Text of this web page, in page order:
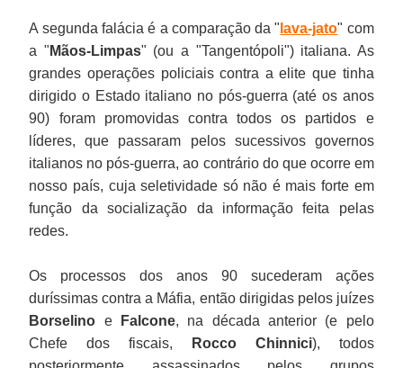
A segunda falácia é a comparação da " lava-jato" com
a " Mãos-Limpas" (ou a "Tangentópoli") italiana. As
grandes operações policiais contra a elite que tinha
dirigido o Estado italiano no pós-guerra (até os anos
90) foram promovidas contra todos os partidos e
líderes, que passaram pelos sucessivos governos
italianos no pós-guerra, ao contrário do que ocorre em
nosso país, cuja seletividade só não é mais forte em
função da socialização da informação feita pelas
redes.
Os processos dos anos 90 sucederam ações
duríssimas contra a Máfia, então dirigidas pelos juízes
Borselino e Falcone, na década anterior (e pelo
Chefe dos fiscais,
Rocco Chinnici), todos